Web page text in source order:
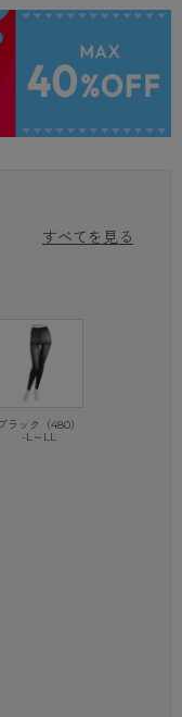
の変化と仮定して測定。
すべてを見る
ブラック（480）
-L～LL